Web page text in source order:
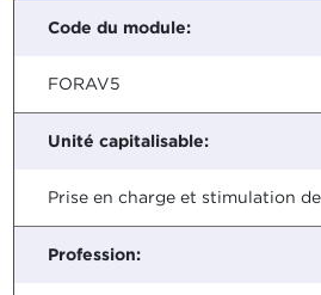
Code du module:
FORAV5
Unité capitalisable:
Prise en charge et stimulation
Profession: